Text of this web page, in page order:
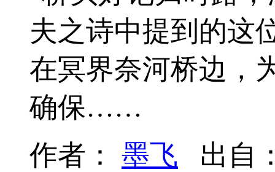
夫之诗中提到的这
在冥界奈河桥边，
确保……
作者： 墨飞 出自